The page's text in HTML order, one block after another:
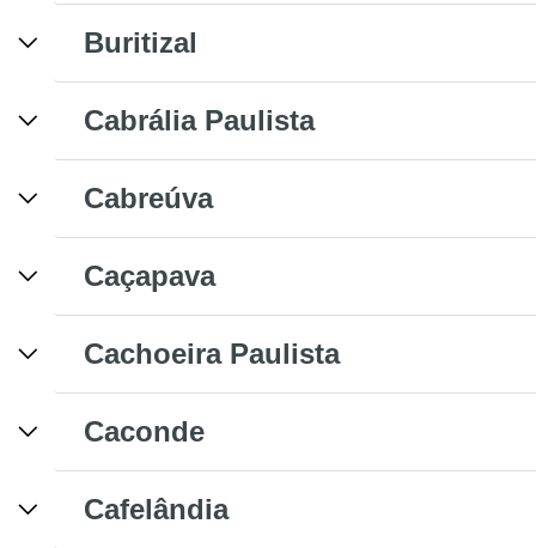
Buritizal
Cabrália Paulista
Cabreúva
Caçapava
Cachoeira Paulista
Caconde
Cafelândia